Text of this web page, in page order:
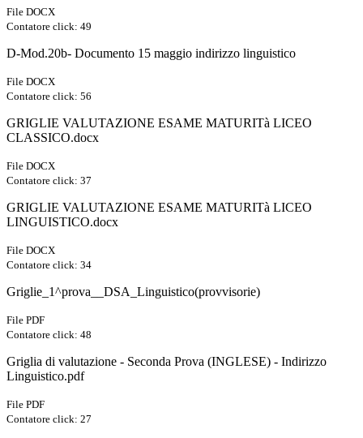
File DOCX
Contatore click: 49
D-Mod.20b- Documento 15 maggio indirizzo linguistico
File DOCX
Contatore click: 56
GRIGLIE VALUTAZIONE ESAME MATURITà LICEO
CLASSICO.docx
File DOCX
Contatore click: 37
GRIGLIE VALUTAZIONE ESAME MATURITà LICEO
LINGUISTICO.docx
File DOCX
Contatore click: 34
Griglie_1^prova__DSA_Linguistico(provvisorie)
File PDF
Contatore click: 48
Griglia di valutazione - Seconda Prova (INGLESE) - Indirizzo
Linguistico.pdf
File PDF
Contatore click: 27